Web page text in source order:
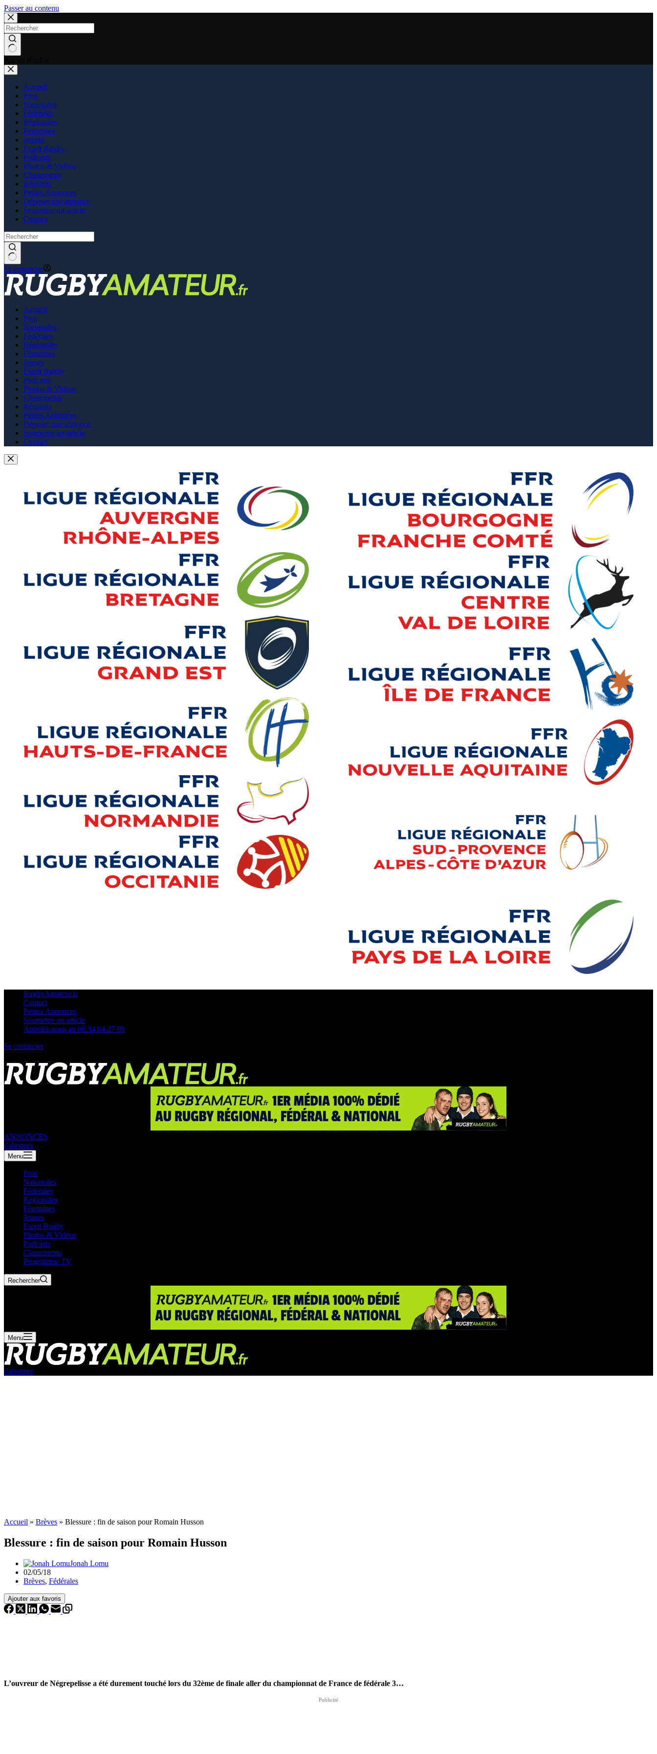
Passer au contenu
Accueil
Pros
Nationales
Fédérales
Régionales
Féminines
Jeunes
Esprit Rugby
Podcasts
Photos & Vidéos
Classements
Résultats
Petites Annonces
Déposer une annonce
Soumettre un article
Contact
Se connecter
Accueil
Pros
Nationales
Fédérales
Régionales
Féminines
Jeunes
Esprit Rugby
Podcasts
Photos & Vidéos
Classements
Résultats
Petites Annonces
Déposer une annonce
Soumettre un article
Contact
RugbyAmateur.fr
Contact
Petites Annonces
Soumettre un article
Appelez-nous au 06 34 04 27 09
Se connecter
ANNONCES
s'abonner
Menu
Pros
Nationales
Fédérales
Régionales
Féminines
Jeunes
Esprit Rugby
Photos & Vidéos
Podcasts
Classements
Programme TV
Rechercher
Menu
s'abonner
Accueil » Brèves » Blessure : fin de saison pour Romain Husson
Blessure : fin de saison pour Romain Husson
Jonah Lomu
02/05/18
Brèves, Fédérales
Ajouter aux favoris
L’ouvreur de Négrepelisse a été durement touché lors du 32ème de finale aller du championnat de France de fédérale 3…